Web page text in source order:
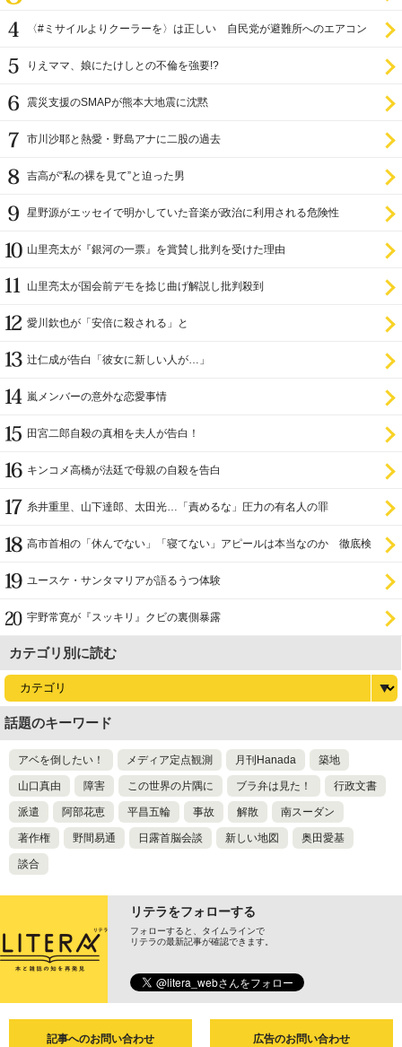
〈#ミサイルよりクーラーを〉は正しい 自民党が避難所へのエアコン
りえママ、娘にたけしとの不倫を強要!?
震災支援のSMAPが熊本大地震に沈黙
市川沙耶と熱愛・野島アナに二股の過去
吉高が“私の裸を見て”と迫った男
星野源がエッセイで明かしていた音楽が政治に利用される危険性
山里亮太が『銀河の一票』を賞賛し批判を受けた理由
山里亮太が国会前デモを捻じ曲げ解説し批判殺到
愛川欽也が「安倍に殺される」と
辻仁成が告白「彼女に新しい人が…」
嵐メンバーの意外な恋愛事情
田宮二郎自殺の真相を夫人が告白！
キンコメ高橋が法廷で母親の自殺を告白
糸井重里、山下達郎、太田光…「責めるな」圧力の有名人の罪
高市首相の「休んでない」「寝てない」アピールは本当なのか 徹底検
ユースケ・サンタマリアが語るうつ体験
宇野常寛が『スッキリ』クビの裏側暴露
カテゴリ別に読む
話題のキーワード
アベを倒したい！ メディア定点観測 月刊Hanada 築地
山口真由 障害 この世界の片隅に ブラ弁は見た！ 行政文書
派遣 阿部花恵 平昌五輪 事故 解散 南スーダン
著作権 野間易通 日露首脳会談 新しい地図 奥田愛基
談合
リテラをフォローする
フォローすると、タイムラインで
リテラの最新記事が確認できます。
記事へのお問い合わせ 広告のお問い合わせ